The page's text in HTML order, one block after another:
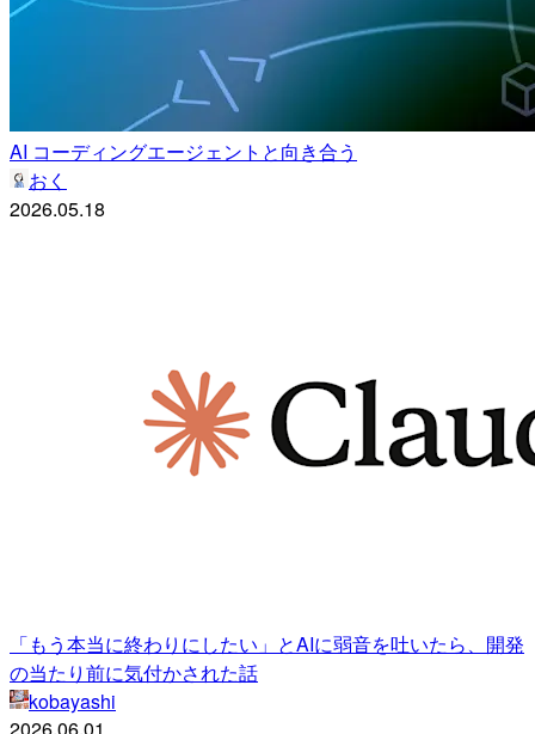
AI コーディングエージェントと向き合う
おく
2026.05.18
「もう本当に終わりにしたい」とAIに弱音を吐いたら、開発
の当たり前に気付かされた話
kobayashi